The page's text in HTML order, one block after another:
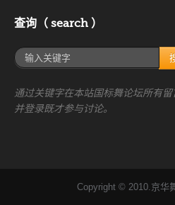
查询（ search ）
通过关键字在本站国标舞论坛所有
并登录既才参与讨论。
Copyright © 2010.京华